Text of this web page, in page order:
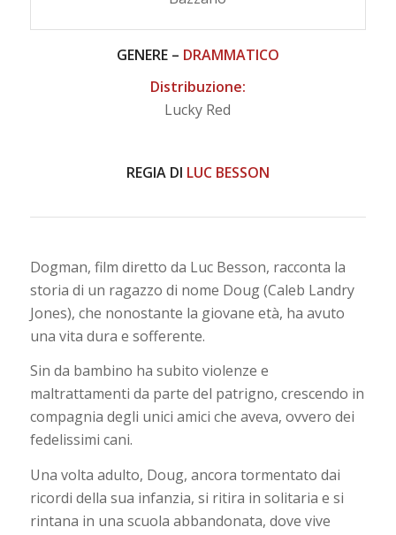
GENERE – DRAMMATICO
Distribuzione:
Lucky Red
REGIA DI LUC BESSON
Dogman, film diretto da Luc Besson, racconta la
storia di un ragazzo di nome Doug (Caleb Landry
Jones), che nonostante la giovane età, ha avuto
una vita dura e sofferente.
Sin da bambino ha subito violenze e
maltrattamenti da parte del patrigno, crescendo in
compagnia degli unici amici che aveva, ovvero dei
fedelissimi cani.
Una volta adulto, Doug, ancora tormentato dai
ricordi della sua infanzia, si ritira in solitaria e si
rintana in una scuola abbandonata, dove vive